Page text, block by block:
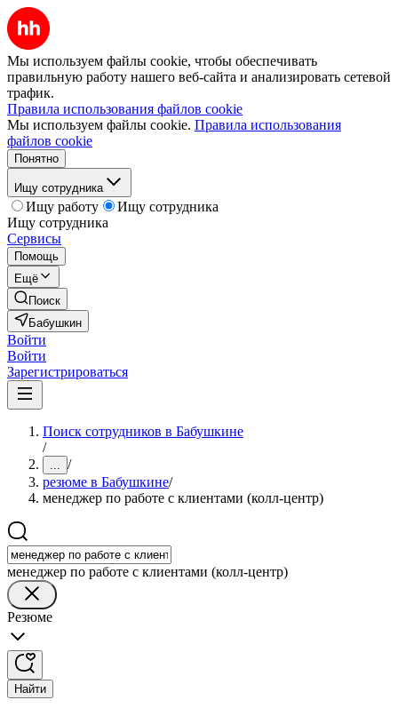
Мы используем файлы cookie, чтобы обеспечивать
правильную работу нашего веб-сайта и анализировать сетевой
трафик.
Правила использования файлов cookie
Мы используем файлы cookie. Правила использования
файлов cookie
Понятно
Ищу сотрудника
Ищу работу
Ищу сотрудника
Ищу сотрудника
Сервисы
Помощь
Ещё
Поиск
Бабушкин
Войти
Войти
Зарегистрироваться
Поиск сотрудников в Бабушкине
/
... /
резюме в Бабушкине/
менеджер по работе с клиентами (колл-центр)
менеджер по работе с клиентами (колл-центр)
Резюме
Найти